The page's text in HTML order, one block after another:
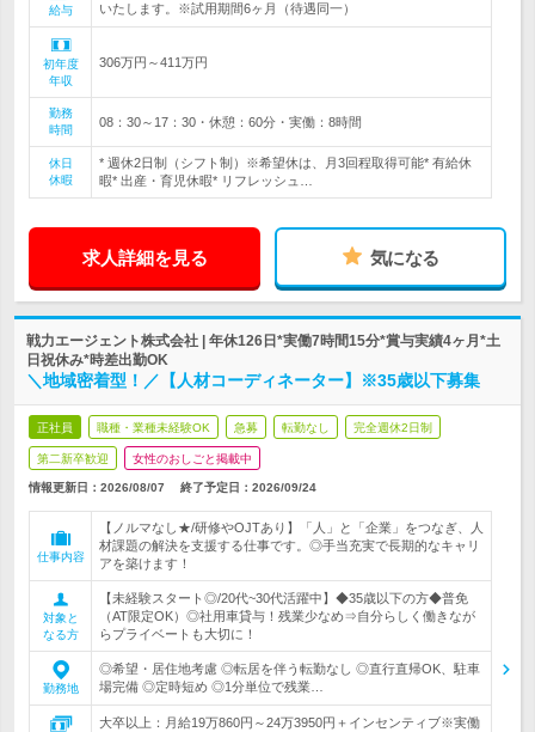
給与
いたします。※試用期間6ヶ月（待遇同一）
初年度
年収
306万円～411万円
勤務
時間
08：30～17：30・休憩：60分・実働：8時間
休日
休暇
* 週休2日制（シフト制）※希望休は、月3回程取得可能* 有給休
暇* 出産・育児休暇* リフレッシュ…
求人詳細を見る 気になる
戦力エージェント株式会社 | 年休126日*実働7時間15分*賞与実績4ヶ月*土
日祝休み*時差出勤OK
＼地域密着型！／【人材コーディネーター】※35歳以下募集
正社員 職種・業種未経験OK 急募 転勤なし 完全週休2日制
第二新卒歓迎 女性のおしごと掲載中
情報更新日：2026/08/07 終了予定日： 2026/09/24
仕事内容
【ノルマなし★/研修やOJTあり】「人」と「企業」をつなぎ、人
材課題の解決を支援する仕事です。◎手当充実で長期的なキャリ
アを築けます！
対象と
なる方
【未経験スタート◎/20代~30代活躍中】◆35歳以下の方◆普免
（AT限定OK）◎社用車貸与！残業少なめ⇒自分らしく働きなが
らプライベートも大切に！
勤務地
◎希望・居住地考慮 ◎転居を伴う転勤なし ◎直行直帰OK、駐車
場完備 ◎定時短め ◎1分単位で残業…
大卒以上：月給19万860円～24万3950円＋インセンティブ※実働